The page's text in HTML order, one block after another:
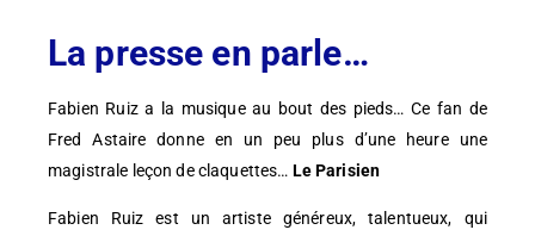
La presse en parle…
Fabien Ruiz a la musique au bout des pieds… Ce fan de
Fred Astaire donne en un peu plus d’une heure une
magistrale leçon de claquettes… Le Parisien
Fabien Ruiz est un artiste généreux, talentueux, qui